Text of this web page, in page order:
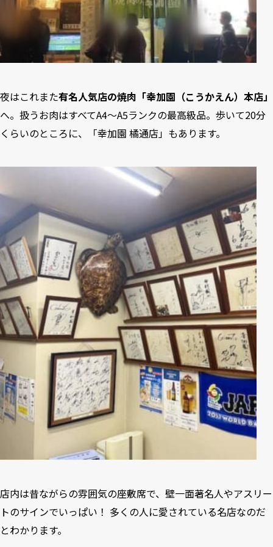
夜はこれまた有名人気店の焼肉「幸加園（こうかえん）本店」
へ。扱うお肉はすべてA4～A5ランクの最高級品。歩いて20分
くらいのところに、「幸加園 橘通店」もあります。
店内は昔ながらの雰囲気の座敷席で、壁一面著名人やアスリー
トのサインでいっぱい！ 多くの人に愛されている名店なのだ
とわかります。